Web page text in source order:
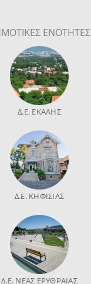
ΕΝΟΤΗΤΕΣ
Δ.Ε. ΕΚΑΛΗΣ
Δ.Ε. ΚΗΦΙΣΙΑΣ
Δ.Ε. ΝΕΑΣ ΕΡΥΘΡΑΙΑΣ